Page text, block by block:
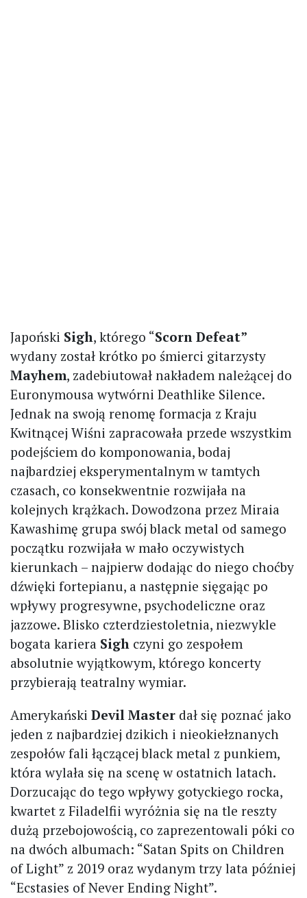
Japoński Sigh, którego “Scorn Defeat”
wydany został krótko po śmierci gitarzysty
Mayhem, zadebiutował nakładem należącej do
Euronymousa wytwórni Deathlike Silence.
Jednak na swoją renomę formacja z Kraju
Kwitnącej Wiśni zapracowała przede wszystkim
podejściem do komponowania, bodaj
najbardziej eksperymentalnym w tamtych
czasach, co konsekwentnie rozwijała na
kolejnych krążkach. Dowodzona przez Miraia
Kawashimę grupa swój black metal od samego
początku rozwijała w mało oczywistych
kierunkach – najpierw dodając do niego choćby
dźwięki fortepianu, a następnie sięgając po
wpływy progresywne, psychodeliczne oraz
jazzowe. Blisko czterdziestoletnia, niezwykle
bogata kariera Sigh czyni go zespołem
absolutnie wyjątkowym, którego koncerty
przybierają teatralny wymiar.
Amerykański Devil Master dał się poznać jako
jeden z najbardziej dzikich i nieokiełznanych
zespołów fali łączącej black metal z punkiem,
która wylała się na scenę w ostatnich latach.
Dorzucając do tego wpływy gotyckiego rocka,
kwartet z Filadelfii wyróżnia się na tle reszty
dużą przebojowością, co zaprezentowali póki co
na dwóch albumach: “Satan Spits on Children
of Light” z 2019 oraz wydanym trzy lata później
“Ecstasies of Never Ending Night”.